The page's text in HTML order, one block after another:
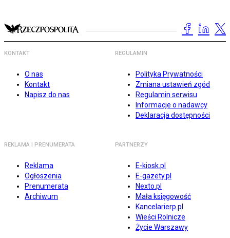
KONTAKT
O nas
Kontakt
Napisz do nas
REGULAMIN
Polityka Prywatności
Zmiana ustawień zgód
Regulamin serwisu
Informacje o nadawcy
Deklaracja dostępności
REKLAMA I PRENUMERATA
Reklama
Ogłoszenia
Prenumerata
Archiwum
PARTNERZY
E-kiosk.pl
E-gazety.pl
Nexto.pl
Mała księgowość
Kancelarierp.pl
Wieści Rolnicze
Życie Warszawy